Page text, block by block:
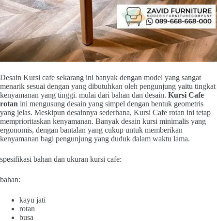
Desain Kursi cafe sekarang ini banyak dengan model yang sangat
menarik sesuai dengan yang dibutuhkan oleh pengunjung yaitu tingkat
kenyamanan yang tinggi. mulai dari bahan dan desain. Kursi Cafe
rotan ini mengusung desain yang simpel dengan bentuk geometris
yang jelas. Meskipun desainnya sederhana, Kursi Cafe rotan ini tetap
memprioritaskan kenyamanan. Banyak desain kursi minimalis yang
ergonomis, dengan bantalan yang cukup untuk memberikan
kenyamanan bagi pengunjung yang duduk dalam waktu lama.
spesifikasi bahan dan ukuran kursi cafe:
bahan:
kayu jati
rotan
busa